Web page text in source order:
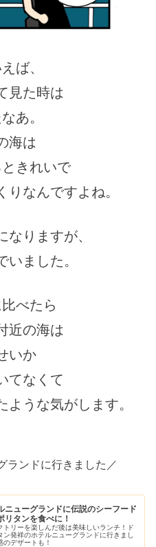
ば、
見た時は
あ。
海は
きれいで
なんですよね。
なりますが、
いました。
べたら
近の海は
いか
てなくて
うな気がします。
ランドに行きました／
ニューグランドに伝説のシーフード
リタンを食べに！
トリーを楽しんだ後は美味しいランチ！ド
ン発祥のホテルニューグランドに行きまし
のデザートも！